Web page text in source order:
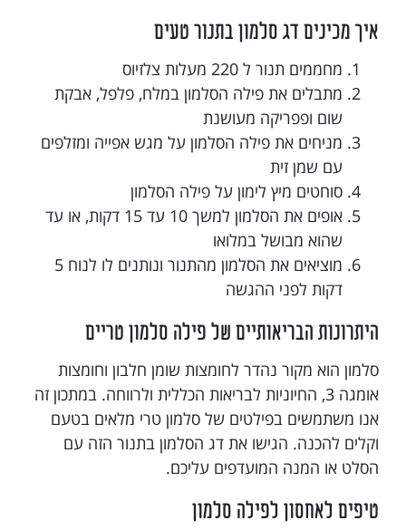
איך מכינים דג סלמון בתנור טעים
מחממים תנור ל 220 מעלות צלזיוס
מתבלים את פילה הסלמון במלח, פלפל, אבקת
שום ופפריקה מעושנת
מניחים את פילה הסלמון על מגש אפייה ומזלפים
עם שמן זית
סוחטים מיץ לימון על פילה הסלמון
אופים את הסלמון למשך 10 עד 15 דקות, או עד
שהוא מבושל במלואו
מוציאים את הסלמון מהתנור ונותנים לו לנוח 5
דקות לפני ההגשה
היתרונות הבריאותיים של פילה סלמון טריים
סלמון הוא מקור נהדר לחומצות שומן חלבון וחומצות
אומגה 3, החיוניות לבריאות הכללית ולרווחה. במתכון זה
אנו משתמשים בפילטים של סלמון טרי מלאים בטעם
וקלים להכנה. הגישו את דג הסלמון בתנור הזה עם
הסלט או המנה המועדפים עליכם.
טיפים לאחסון לפילה סלמון